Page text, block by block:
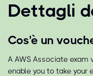
Dettagli
Cos'è un
A AWS Associate exam
enable you to take your